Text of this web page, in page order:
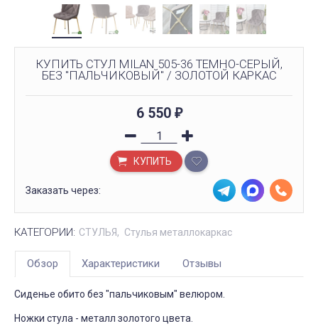
КУПИТЬ СТУЛ MILAN 505-36 ТЕМНО-СЕРЫЙ,
БЕЗ "ПАЛЬЧИКОВЫЙ" / ЗОЛОТОЙ КАРКАС
6 550 ₽
КУПИТЬ
Заказать через:
КАТЕГОРИИ: СТУЛЬЯ Стулья металлокаркас
Обзор Характеристики Отзывы
Сиденье обито без "пальчиковым" велюром.
Ножки стула - металл золотого цвета.